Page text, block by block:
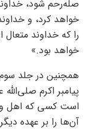
صله‌رحم شود،
خواهد کرد، و
را که خداوند متعال
خواهد بود.»
همچنین در جلد
پیامبر اکرم
است کسی که اهل و
آن‌ها را بر عهده